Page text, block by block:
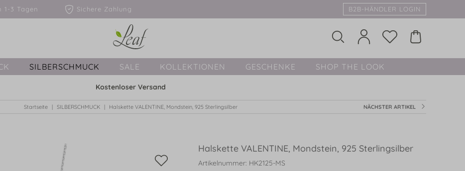
1-3 Tagen Sichere Zahlung B2B-HÄNDLER LOGIN
SILBERSCHMUCK SALE KOLLEKTIONEN GESCHENKE SHOP THE LOOK
Kostenloser Versand
Startseite SILBERSCHMUCK Halskette VALENTINE, Mondstein, 925 Sterlingsilber NÄCHSTER ARTIKEL
Halskette VALENTINE, Mondstein, 925 Sterlingsilber
Artikelnummer: HK2125-MS